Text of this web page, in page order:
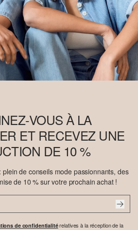
VOUS À LA
ET RECEVEZ UNE
DE 10 %
plein de conseils mode passionnants, des
de 10 % sur votre prochain achat !
de confidentialitérelatives à la réception de la